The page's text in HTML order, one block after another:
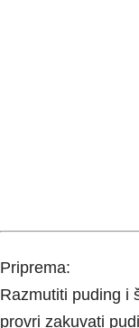
Priprema:
Razmutiti puding i
provri zakuvati